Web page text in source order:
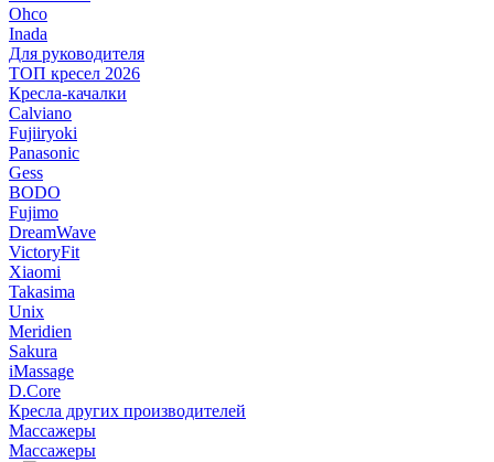
Ohco
Inada
Для руководителя
ТОП кресел 2026
Кресла-качалки
Calviano
Fujiiryoki
Panasonic
Gess
BODO
Fujimo
DreamWave
VictoryFit
Xiaomi
Takasima
Unix
Meridien
Sakura
iMassage
D.Core
Кресла других производителей
Массажеры
Массажеры